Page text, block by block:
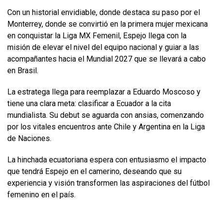
Con un historial envidiable, donde destaca su paso por el
Monterrey, donde se convirtió en la primera mujer mexicana
en conquistar la Liga MX Femenil, Espejo llega con la
misión de elevar el nivel del equipo nacional y guiar a las
acompañantes hacia el Mundial 2027 que se llevará a cabo
en Brasil.
La estratega llega para reemplazar a Eduardo Moscoso y
tiene una clara meta: clasificar a Ecuador a la cita
mundialista. Su debut se aguarda con ansias, comenzando
por los vitales encuentros ante Chile y Argentina en la Liga
de Naciones.
La hinchada ecuatoriana espera con entusiasmo el impacto
que tendrá Espejo en el camerino, deseando que su
experiencia y visión transformen las aspiraciones del fútbol
femenino en el país.